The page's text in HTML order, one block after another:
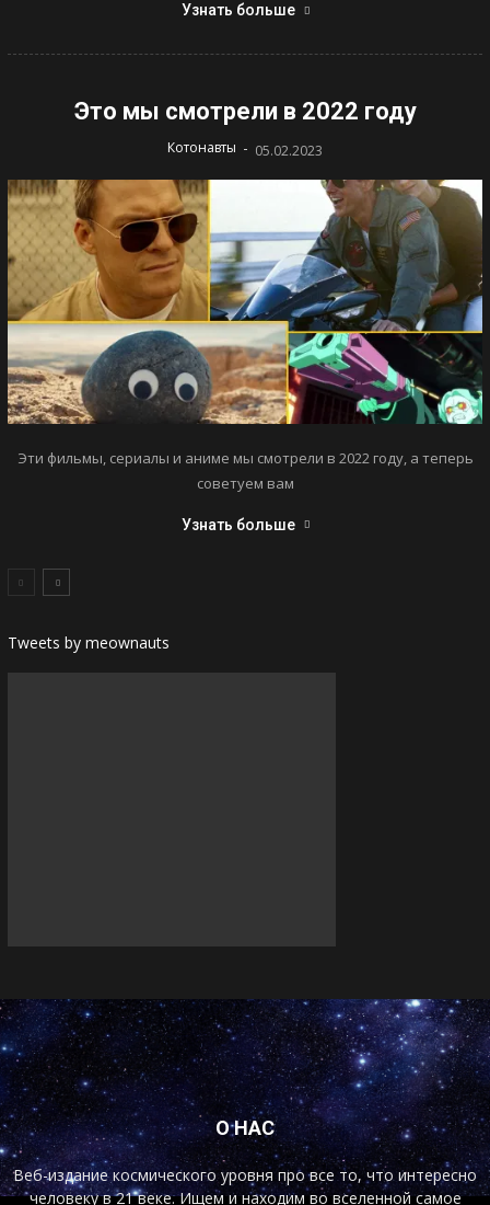
Узнать больше
Это мы смотрели в 2022 году
Котонавты - 05.02.2023
Эти фильмы, сериалы и аниме мы смотрели в 2022 году, а теперь
советуем вам
Узнать больше
Tweets by meownauts
О НАС
Веб-издание космического уровня про все то, что интересно
человеку в 21 веке. Ищем и находим во вселенной самое